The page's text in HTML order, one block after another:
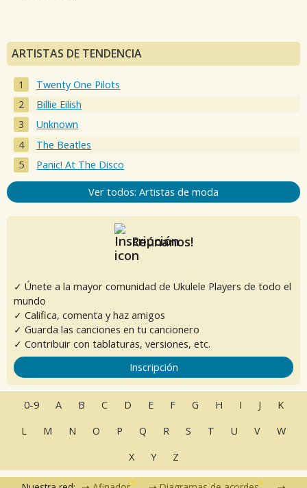
ARTISTAS DE TENDENCIA
Twenty One Pilots
Billie Eilish
Unknown
The Beatles
Panic! At The Disco
Ver todos: Artistas de moda
Reúnanos!
✓ Únete a la mayor comunidad de Ukulele Players de todo el
mundo
✓ Califica, comenta y haz amigos
✓ Guarda las canciones en tu cancionero
✓ Contribuir con tablaturas, versiones, etc.
Inscripción
0-9 A B C D E F G H I J
K
L
M N O P Q R S T U V
W
X
Y Z